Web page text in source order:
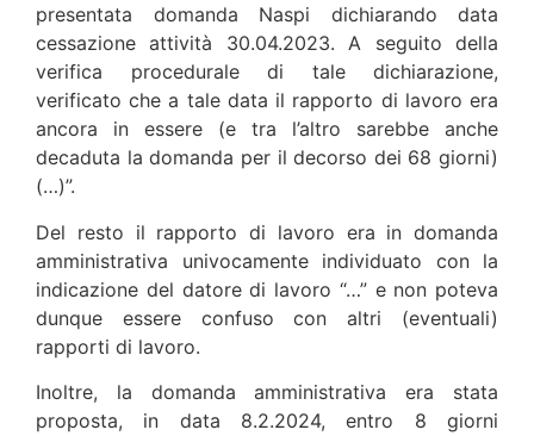
presentata domanda Naspi dichiarando data
cessazione attività 30.04.2023. A seguito della
verifica procedurale di tale dichiarazione,
verificato che a tale data il rapporto di lavoro era
ancora in essere (e tra l’altro sarebbe anche
decaduta la domanda per il decorso dei 68 giorni)
(…)”.
Del resto il rapporto di lavoro era in domanda
amministrativa univocamente individuato con la
indicazione del datore di lavoro “…” e non poteva
dunque essere confuso con altri (eventuali)
rapporti di lavoro.
Inoltre, la domanda amministrativa era stata
proposta, in data 8.2.2024, entro 8 giorni